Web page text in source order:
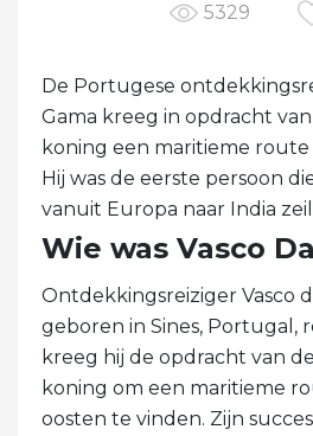
5329
De Portugese
Gama kreeg in opdracht
koning een maritieme
Hij was de eerste persoon
vanuit Europa naar India
Wie was Vasco
Ontdekkingsreiziger Vasco
geboren in Sines, Portugal,
kreeg hij de opdracht van
koning om een ​​maritieme
oosten te vinden. Zijn